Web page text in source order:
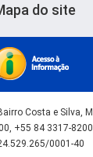
do site
Costa e Silva,
+55 84 3317-8200
0001-40